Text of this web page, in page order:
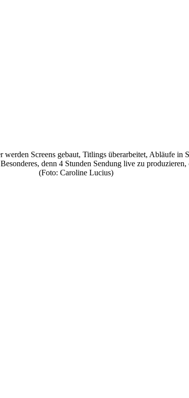
Screens gebaut, Titlings überarbeitet, Abläufe
denn 4 Stunden Sendung live zu
(Foto: Caroline Lucius)